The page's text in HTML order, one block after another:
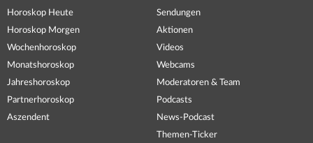
Horoskop Heute
Horoskop Morgen
Wochenhoroskop
Monatshoroskop
Jahreshoroskop
Partnerhoroskop
Aszendent
Sendungen
Aktionen
Videos
Webcams
Moderatoren & Team
Podcasts
News-Podcast
Themen-Ticker